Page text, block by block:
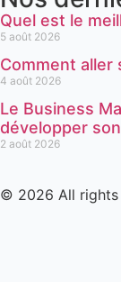
Quel est le
5 août 2026
Comment aller
4 août 2026
Le Business
développer
2 août 2026
© 2026 All rights